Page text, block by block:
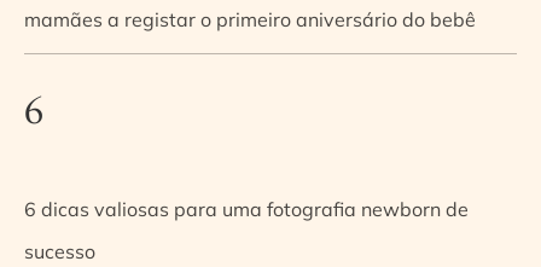
mamães a registar o primeiro aniversário do bebê
6
6 dicas valiosas para uma fotografia newborn de
sucesso